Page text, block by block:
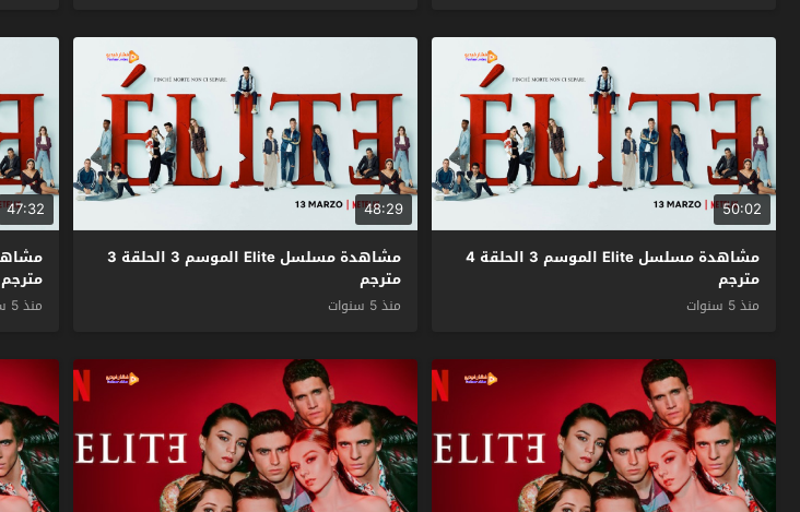
50:02
مشاهدة مسلسل Elite الموسم 3 الحلقة 4
مترجم
منذ 5 سنوات
48:29
مشاهدة مسلسل Elite الموسم 3 الحلقة 3
مترجم
منذ 5 سنوات
47:32
مترجم
منذ 5 سنوات